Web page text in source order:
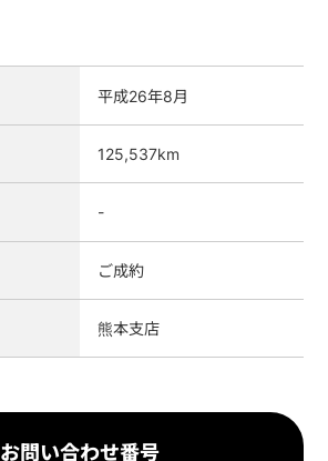
平成26年8月
125,537km
-
ご成約
熊本支店
お問い合わせ番号